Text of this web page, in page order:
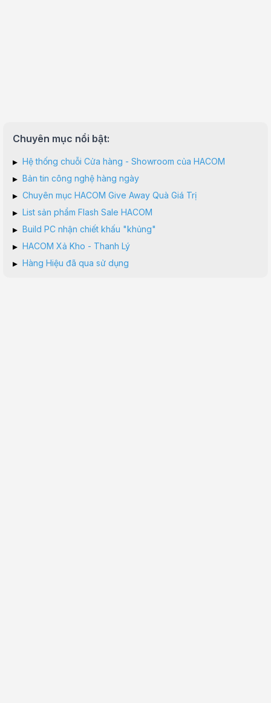
Chuyên mục nổi bật:
▸ Hệ thống chuỗi Cửa hàng - Showroom của HACOM
▸ Bản tin công nghệ hàng ngày
▸ Chuyên mục HACOM Give Away Quà Giá Trị
▸ List sản phẩm Flash Sale HACOM
▸ Build PC nhận chiết khấu "khủng"
▸ HACOM Xả Kho - Thanh Lý
▸ Hàng Hiệu đã qua sử dụng